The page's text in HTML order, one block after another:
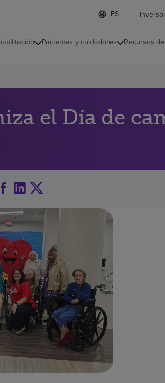
Lista
de
contraída
d
o
l
Pacientes y cuidadores Recursos
el Día de